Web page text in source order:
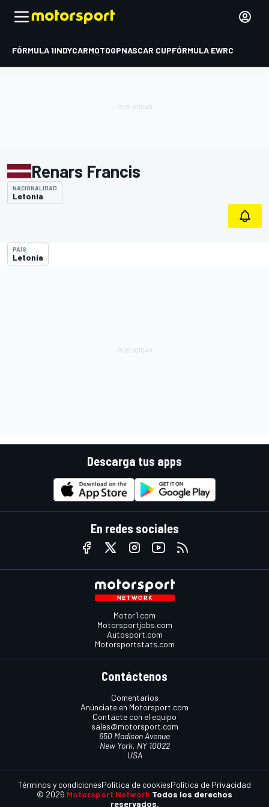
FÓRMULA 1INDYCARMOTOGPNASCAR CUPFÓRMULA EWRC
Renars Francis
NACIONALIDAD
Letonia
PAÍS
Letonia
Descarga tus apps
En redes sociales
Motor1.com
Motorsportjobs.com
Autosport.com
Motorsportstats.com
Contáctenos
Comentarios
Anúnciate en Motorsport.com
Contacte con el equipo
sales@motorsport.com
650 Madison Avenue
New York, NY 10022
USA
© 2026 Motorsport Network Todos los derechos
reservados.
Términos y condicionesPolítica de cookiesPolítica de Privacidad